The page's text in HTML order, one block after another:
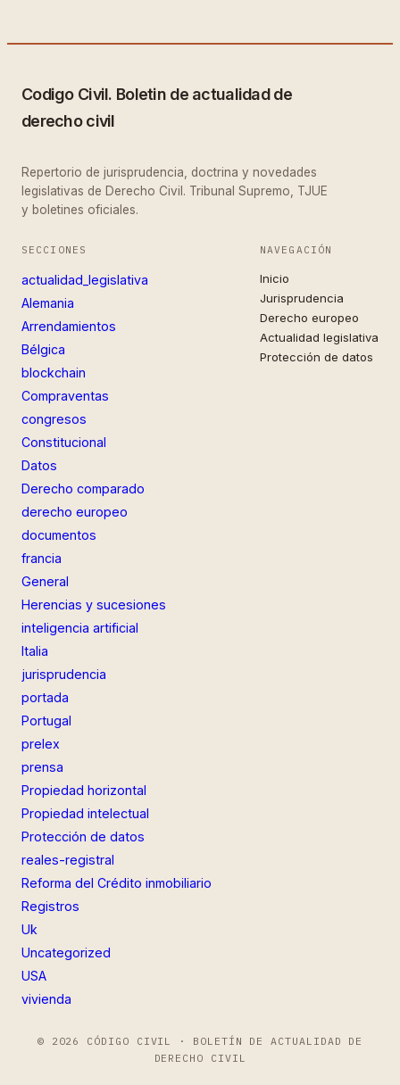
Codigo Civil. Boletin de actualidad de
derecho civil
Repertorio de jurisprudencia, doctrina y novedades
legislativas de Derecho Civil. Tribunal Supremo, TJUE
y boletines oficiales.
SECCIONES
actualidad_legislativa
Alemania
Arrendamientos
Bélgica
blockchain
Compraventas
congresos
Constitucional
Datos
Derecho comparado
derecho europeo
documentos
francia
General
Herencias y sucesiones
inteligencia artificial
Italia
jurisprudencia
portada
Portugal
prelex
prensa
Propiedad horizontal
Propiedad intelectual
Protección de datos
reales-registral
Reforma del Crédito inmobiliario
Registros
Uk
Uncategorized
USA
vivienda
NAVEGACIÓN
Inicio
Jurisprudencia
Derecho europeo
Actualidad legislativa
Protección de datos
© 2026 CÓDIGO CIVIL · BOLETÍN DE ACTUALIDAD DE
DERECHO CIVIL